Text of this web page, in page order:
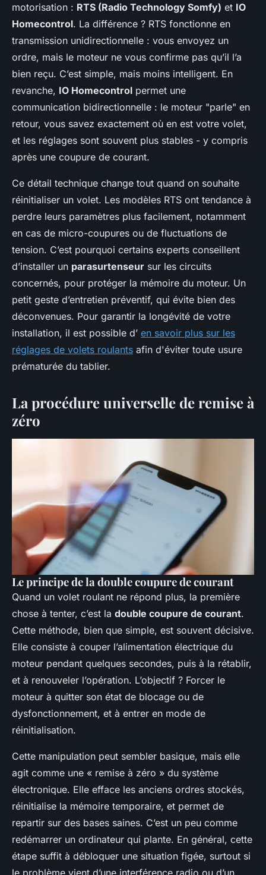
motorisation : RTS (Radio Technology Somfy) et IO
Homecontrol. La différence ? RTS fonctionne en
transmission unidirectionnelle : vous envoyez un
ordre, mais le moteur ne vous confirme pas qu’il l’a
bien reçu. C’est simple, mais moins intelligent. En
revanche, IO Homecontrol permet une
communication bidirectionnelle : le moteur "parle" en
retour, vous savez exactement où en est votre volet,
et les réglages sont souvent plus stables - y compris
après une coupure de courant.
Ce détail technique change tout quand on souhaite
réinitialiser un volet. Les modèles RTS ont tendance à
perdre leurs paramètres plus facilement, notamment
en cas de micro-coupures ou de fluctuations de
tension. C’est pourquoi certains experts conseillent
d’installer un parasurtenseur sur les circuits
concernés, pour protéger la mémoire du moteur. Un
petit geste d’entretien préventif, qui évite bien des
déconvenues. Pour garantir la longévité de votre
installation, il est possible d’ en savoir plus sur les
réglages de volets roulants afin d'éviter toute usure
prématurée du tablier.
La procédure universelle de remise à
zéro
Le principe de la double coupure de courant
Quand un volet roulant ne répond plus, la première
chose à tenter, c’est la double coupure de courant.
Cette méthode, bien que simple, est souvent décisive.
Elle consiste à couper l’alimentation électrique du
moteur pendant quelques secondes, puis à la rétablir,
et à renouveler l’opération. L’objectif ? Forcer le
moteur à quitter son état de blocage ou de
dysfonctionnement, et à entrer en mode de
réinitialisation.
Cette manipulation peut sembler basique, mais elle
agit comme une « remise à zéro » du système
électronique. Elle efface les anciens ordres stockés,
réinitialise la mémoire temporaire, et permet de
repartir sur des bases saines. C’est un peu comme
redémarrer un ordinateur qui plante. En général, cette
étape suffit à débloquer une situation figée, surtout si
le problème vient d’une interférence radio ou d’un